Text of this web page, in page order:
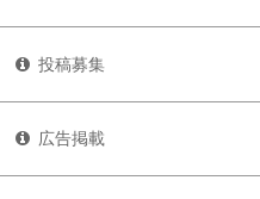
投稿募集
広告掲載